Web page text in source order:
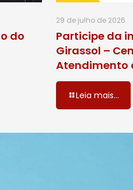
do
29 de julho de 2026
Participe da
Girassol –
Atendimento
Leia mais...